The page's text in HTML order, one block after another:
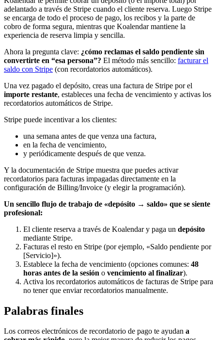
adelantado a través de Stripe cuando el cliente reserva. Luego Stripe
se encarga de todo el proceso de pago, los recibos y la parte de
cobro de forma segura, mientras que Koalendar mantiene la
experiencia de reserva limpia y sencilla.
Ahora la pregunta clave: ¿cómo reclamas el saldo pendiente sin
convertirte en “esa persona”? El método más sencillo: facturar el
saldo con Stripe (con recordatorios automáticos).
Una vez pagado el depósito, creas una factura de Stripe por el
importe restante, estableces una fecha de vencimiento y activas los
recordatorios automáticos de Stripe.
Stripe puede incentivar a los clientes:
una semana antes de que venza una factura,
en la fecha de vencimiento,
y periódicamente después de que venza.
Y la documentación de Stripe muestra que puedes activar
recordatorios para facturas impagadas directamente en la
configuración de Billing/Invoice (y elegir la programación).
Un sencillo flujo de trabajo de «depósito → saldo» que se siente
profesional:
El cliente reserva a través de Koalendar y paga un depósito
mediante Stripe.
Facturas el resto en Stripe (por ejemplo, «Saldo pendiente por
[Servicio]»).
Establece la fecha de vencimiento (opciones comunes: 48
horas antes de la sesión o vencimiento al finalizar).
Activa los recordatorios automáticos de facturas de Stripe para
no tener que enviar recordatorios manualmente.
Palabras finales
Los correos electrónicos de recordatorio de pago te ayudan a